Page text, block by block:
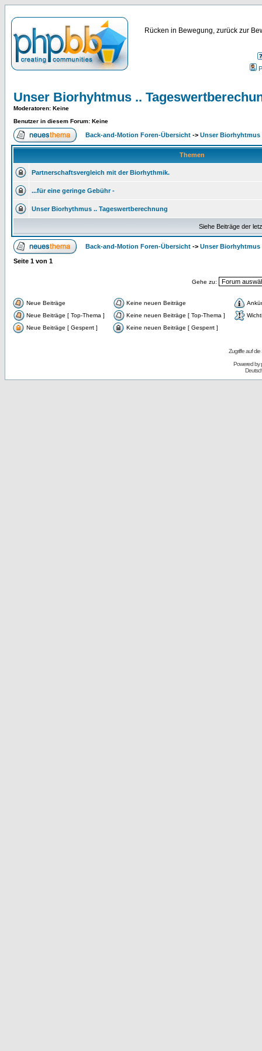
Rücken in Bewegung, zurück zur
Unser Biorhyhtmus ..
Moderatoren: Keine
Benutzer in diesem Forum: Keine
Back-and-Motion Foren-Übersicht -> Unser Biorhyhtmus
Themen
Partnerschaftsvergleich mit der Biorhythmik.
...für eine geringe Gebühr -
Unser Biorhythmus .. Tageswertberechnung
Siehe Beiträge der
Back-and-Motion Foren-Übersicht -> Unser Biorhyhtmus
Seite 1 von 1
Gehe zu:
Neue Beiträge Keine neuen Beiträge
Neue Beiträge [ Top-Thema ]
Keine neuen Beiträge [ Top-Thema ]
Neue Beiträge [ Gesperrt ]
Keine neuen Beiträge [ Gesperrt ]
Zugriffe auf
Powered by